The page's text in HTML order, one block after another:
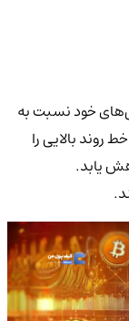
خود نسبت به
بالایی را
دلار کاهش یابد.